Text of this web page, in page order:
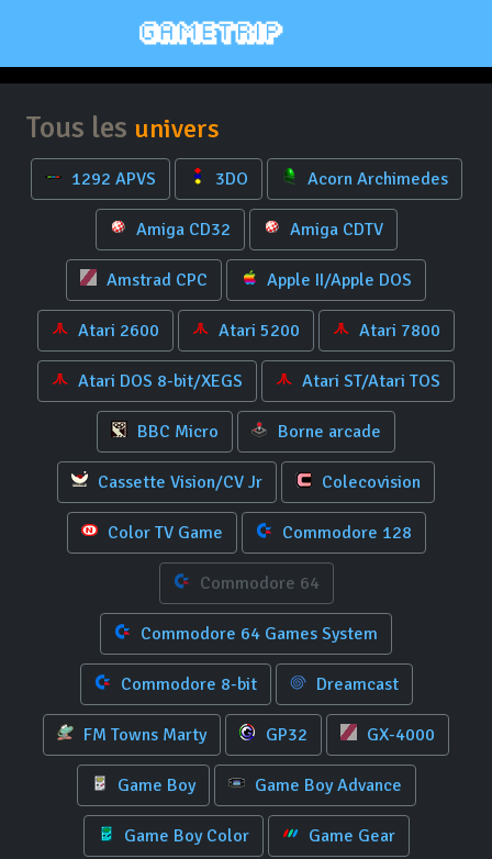
Tous les univers
1292 APVS 3DO Acorn Archimedes
Amiga CD32 Amiga CDTV
Amstrad CPC Apple II/Apple DOS
Atari 2600 Atari 5200 Atari 7800
Atari DOS 8-bit/XEGS Atari ST/Atari TOS
BBC Micro Borne arcade
Cassette Vision/CV Jr Colecovision
Color TV Game Commodore 128
Commodore 64
Commodore 64 Games System
Commodore 8-bit Dreamcast
FM Towns Marty GP32 GX-4000
Game Boy Game Boy Advance
Game Boy Color Game Gear